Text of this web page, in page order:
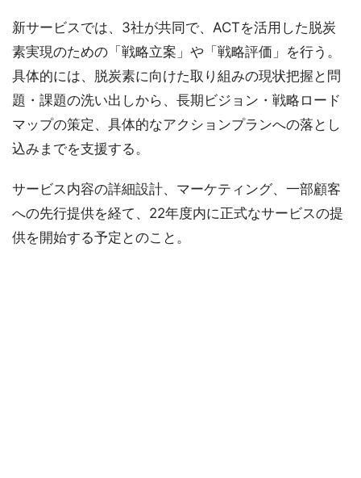
新サービスでは、3社が共同で、ACTを活用した脱炭
素実現のための「戦略立案」や「戦略評価」を行う。
具体的には、脱炭素に向けた取り組みの現状把握と問
題・課題の洗い出しから、長期ビジョン・戦略ロード
マップの策定、具体的なアクションプランへの落とし
込みまでを支援する。
サービス内容の詳細設計、マーケティング、一部顧客
への先行提供を経て、22年度内に正式なサービスの提
供を開始する予定とのこと。